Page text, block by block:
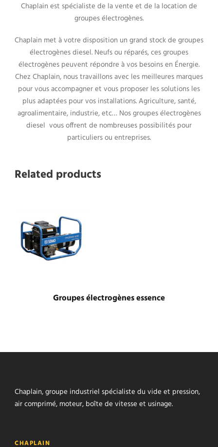
Chaplain est spécialiste de la vente et de la location de
groupes électrogènes.
Chaplain met à votre disposition un grand stock de groupes
électrogènes diesel. Neufs ou réparés, ces groupes
électrogènes peuvent répondre à vos besoins en Énergie.
Chez Chaplain, nous travaillons avec les meilleures marques
pour vous accompagner et vous proposer les solutions les
plus adaptées pour vos installations. Agriculture, santé,
agroalimentaire, industrie, etc… Nos groupes électrogènes
diesel vous offrent de nombreuses possibilités pour
particuliers ou entreprises.
Related products
Groupes électrogènes essence
Chaplain, groupe industriel spécialiste du vide et pression,
air comprimé, moteur, boîte de vitesse et usinage.
CHAPLAIN